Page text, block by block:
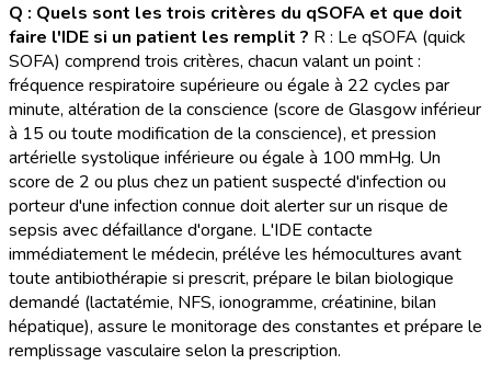
Q : Quels sont les trois critères du qSOFA et que doit
faire l'IDE si un patient les remplit ? R : Le qSOFA (quick
SOFA) comprend trois critères, chacun valant un point :
fréquence respiratoire supérieure ou égale à 22 cycles par
minute, altération de la conscience (score de Glasgow inférieur
à 15 ou toute modification de la conscience), et pression
artérielle systolique inférieure ou égale à 100 mmHg. Un
score de 2 ou plus chez un patient suspecté d'infection ou
porteur d'une infection connue doit alerter sur un risque de
sepsis avec défaillance d'organe. L'IDE contacte
immédiatement le médecin, préléve les hémocultures avant
toute antibiothérapie si prescrit, prépare le bilan biologique
demandé (lactatémie, NFS, ionogramme, créatinine, bilan
hépatique), assure le monitorage des constantes et prépare le
remplissage vasculaire selon la prescription.